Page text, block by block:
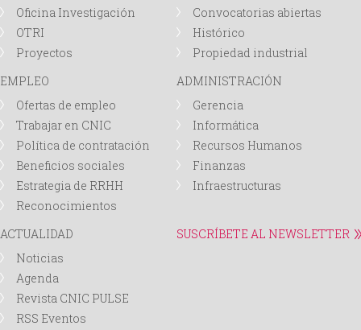
Oficina Investigación
OTRI
Proyectos
Convocatorias abiertas
Histórico
Propiedad industrial
EMPLEO
Ofertas de empleo
Trabajar en CNIC
Política de contratación
Beneficios sociales
Estrategia de RRHH
Reconocimientos
ADMINISTRACIÓN
Gerencia
Informática
Recursos Humanos
Finanzas
Infraestructuras
ACTUALIDAD
Noticias
Agenda
Revista CNIC PULSE
RSS Eventos
SUSCRÍBETE AL NEWSLETTER